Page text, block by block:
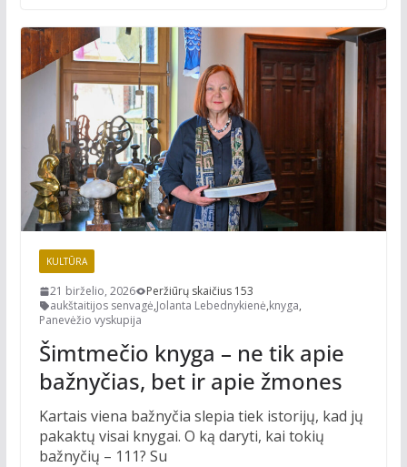
KULTŪRA
21 birželio, 2026
Peržiūrų skaičius 153
aukštaitijos senvagė,Jolanta Lebednykienė,knyga,
Panevėžio vyskupija
Šimtmečio knyga – ne tik apie
bažnyčias, bet ir apie žmones
Kartais viena bažnyčia slepia tiek istorijų, kad jų
pakaktų visai knygai. O ką daryti, kai tokių
bažnyčių – 111? Su